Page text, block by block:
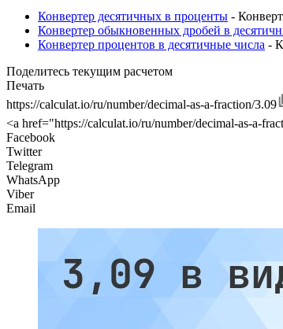
Конвертер десятичных в проценты -
Конвертер обыкновенных дробей в
Конвертер процентов в десятичные числа -
Поделитесь текущим расчетом
Печать
https://calculat.io/ru/number/decimal-as-a-fraction/3.09
<a href="https://calculat.io/ru/number/decimal-as-a-
Facebook
Twitter
Telegram
WhatsApp
Viber
Email